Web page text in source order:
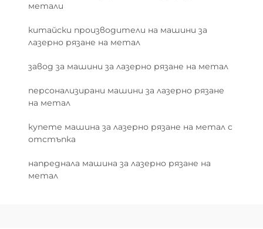
метали
китайски производители на машини за
лазерно рязане на метал
завод за машини за лазерно рязане на метал
персонализирани машини за лазерно рязане
на метал
купете машина за лазерно рязане на метал с
отстъпка
напреднала машина за лазерно рязане на
метал